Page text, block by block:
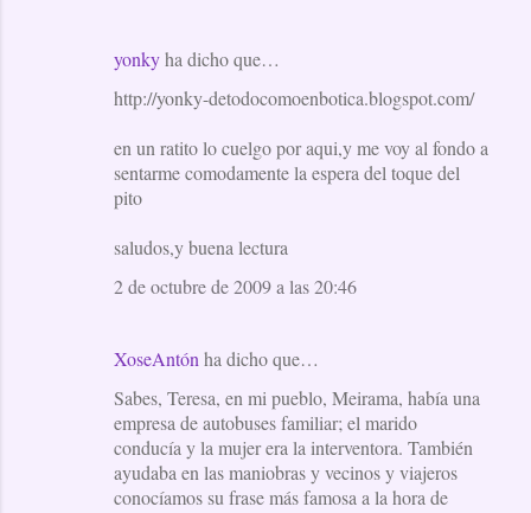
yonkyha dicho que…
http://yonky-detodocomoenbotica.blogspot.com/
en un ratito lo cuelgo por aqui,y me voy al fondo a
sentarme comodamente la espera del toque del
pito
saludos,y buena lectura
2 de octubre de 2009 a las 20:46
XoseAntón ha dicho que…
Sabes, Teresa, en mi pueblo, Meirama, había una
empresa de autobuses familiar; el marido
conducía y la mujer era la interventora. También
ayudaba en las maniobras y vecinos y viajeros
conocíamos su frase más famosa a la hora de